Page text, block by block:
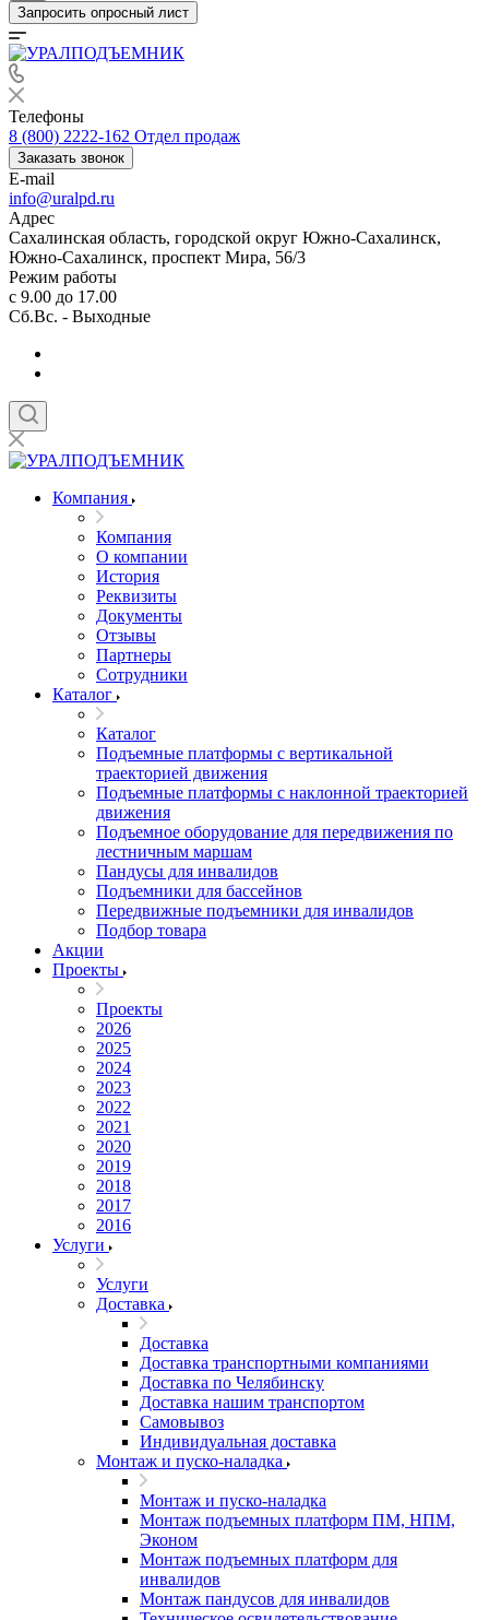
Запросить опросный лист
Телефоны
8 (800) 2222-162 Отдел продаж
Заказать звонок
E-mail
info@uralpd.ru
Адрес
Сахалинская область, городской округ Южно-Сахалинск,
Южно-Сахалинск, проспект Мира, 56/3
Режим работы
с 9.00 до 17.00
Сб.Вс. - Выходные
Компания
Компания
О компании
История
Реквизиты
Документы
Отзывы
Партнеры
Сотрудники
Каталог
Каталог
Подъемные платформы с вертикальной
траекторией движения
Подъемные платформы с наклонной траекторией
движения
Подъемное оборудование для передвижения по
лестничным маршам
Пандусы для инвалидов
Подъемники для бассейнов
Передвижные подъемники для инвалидов
Подбор товара
Акции
Проекты
Проекты
2026
2025
2024
2023
2022
2021
2020
2019
2018
2017
2016
Услуги
Услуги
Доставка
Доставка
Доставка транспортными компаниями
Доставка по Челябинску
Доставка нашим транспортом
Самовывоз
Индивидуальная доставка
Монтаж и пуско-наладка
Монтаж и пуско-наладка
Монтаж подъемных платформ ПМ, НПМ,
Эконом
Монтаж подъемных платформ для
инвалидов
Монтаж пандусов для инвалидов